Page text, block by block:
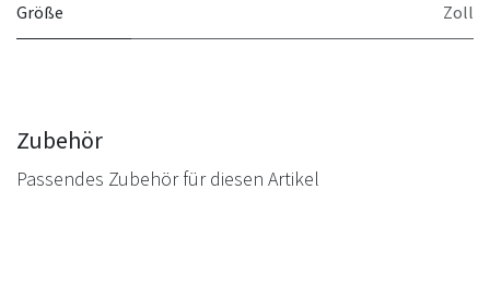
Größe
Zoll
Zubehör
Passendes Zubehör für diesen Artikel